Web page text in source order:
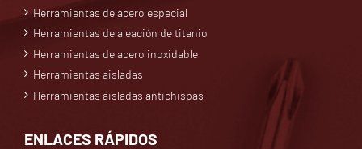
Herramientas de acero especial
Herramientas de aleación de titanio
Herramientas de acero inoxidable
Herramientas aisladas
Herramientas aisladas antichispas
ENLACES RÁPIDOS